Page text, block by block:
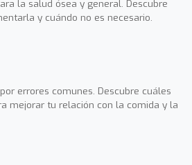
la salud ósea y general. Descubre
y cuándo no es necesario.
errores comunes. Descubre cuáles
mejorar tu relación con la comida y la